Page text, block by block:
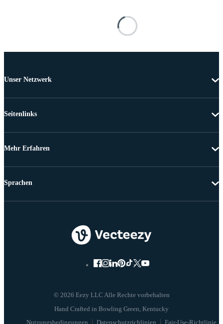
Unser Netzwerk
Seitenlinks
Mehr Erfahren
© 2026 Eezy LLC Alle Rechte vorbehalten
Nutzungsbedingungen Datenschutzrichlinien Fair-Use-Richtlinie
Sprachen